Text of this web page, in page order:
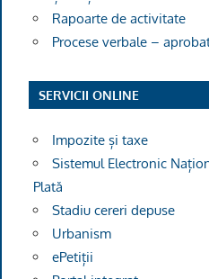
Rapoarte de activitate
Procese verbale –
SERVICII ONLINE
Impozite și taxe
Sistemul Electronic
Plată
Stadiu cereri depuse
Urbanism
ePetiții